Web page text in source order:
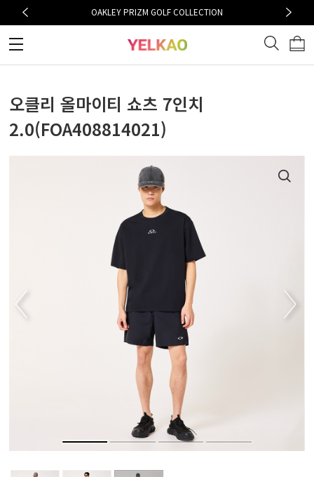
OAKLEY PRIZM GOLF COLLECTION
오클리 올마이티 쇼츠 7인치
2.0(FOA408814021)